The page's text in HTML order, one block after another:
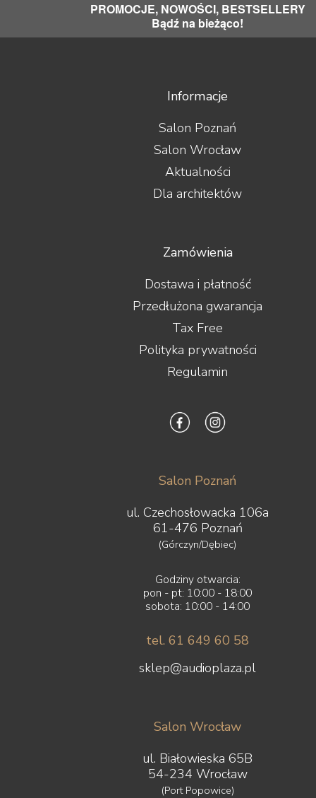
PROMOCJE, NOWOŚCI, BESTSELLERY
Bądź na bieżąco!
Informacje
Salon Poznań
Salon Wrocław
Aktualności
Dla architektów
Zamówienia
Dostawa i płatność
Przedłużona gwarancja
Tax Free
Polityka prywatności
Regulamin
Salon Poznań
ul. Czechosłowacka 106a
61-476 Poznań
(Górczyn/Dębiec)
Godziny otwarcia:
pon - pt: 10:00 - 18:00
sobota: 10:00 - 14:00
tel. 61 649 60 58
sklep@audioplaza.pl
Salon Wrocław
ul. Białowieska 65B
54-234 Wrocław
(Port Popowice)